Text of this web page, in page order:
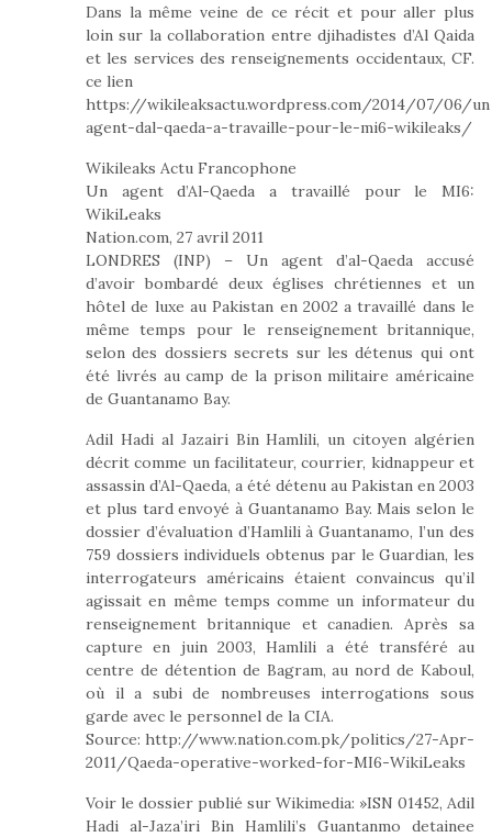
Dans la même veine de ce récit et pour aller plus
loin sur la collaboration entre djihadistes d’Al Qaida
et les services des renseignements occidentaux, CF.
ce lien
https://wikileaksactu.wordpress.com/2014/07/06/
agent-dal-qaeda-a-travaille-pour-le-mi6-wikileaks/
Wikileaks Actu Francophone
Un agent d’Al-Qaeda a travaillé pour le MI6:
WikiLeaks
Nation.com, 27 avril 2011
LONDRES (INP) – Un agent d’al-Qaeda accusé
d’avoir bombardé deux églises chrétiennes et un
hôtel de luxe au Pakistan en 2002 a travaillé dans le
même temps pour le renseignement britannique,
selon des dossiers secrets sur les détenus qui ont
été livrés au camp de la prison militaire américaine
de Guantanamo Bay.
Adil Hadi al Jazairi Bin Hamlili, un citoyen algérien
décrit comme un facilitateur, courrier, kidnappeur et
assassin d’Al-Qaeda, a été détenu au Pakistan en 2003
et plus tard envoyé à Guantanamo Bay. Mais selon le
dossier d’évaluation d’Hamlili à Guantanamo, l’un des
759 dossiers individuels obtenus par le Guardian, les
interrogateurs américains étaient convaincus qu’il
agissait en même temps comme un informateur du
renseignement britannique et canadien. Après sa
capture en juin 2003, Hamlili a été transféré au
centre de détention de Bagram, au nord de Kaboul,
où il a subi de nombreuses interrogations sous
garde avec le personnel de la CIA.
Source: http://www.nation.com.pk/politics/27-Apr-
2011/Qaeda-operative-worked-for-MI6-WikiLeaks
Voir le dossier publié sur Wikimedia: »ISN 01452, Adil
Hadi al-Jaza’iri Bin Hamlili’s Guantanmo detainee